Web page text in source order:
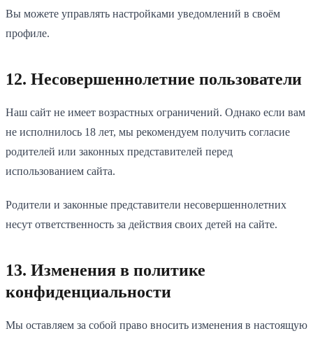
Вы можете управлять настройками уведомлений в своём
профиле.
12. Несовершеннолетние пользователи
Наш сайт не имеет возрастных ограничений. Однако если вам
не исполнилось 18 лет, мы рекомендуем получить согласие
родителей или законных представителей перед
использованием сайта.
Родители и законные представители несовершеннолетних
несут ответственность за действия своих детей на сайте.
13. Изменения в политике
конфиденциальности
Мы оставляем за собой право вносить изменения в настоящую